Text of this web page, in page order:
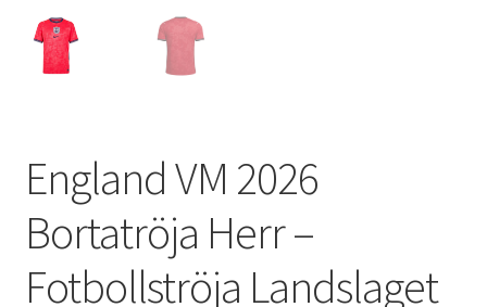
England VM 2026
Bortatröja Herr –
Fotbollströja Landslaget